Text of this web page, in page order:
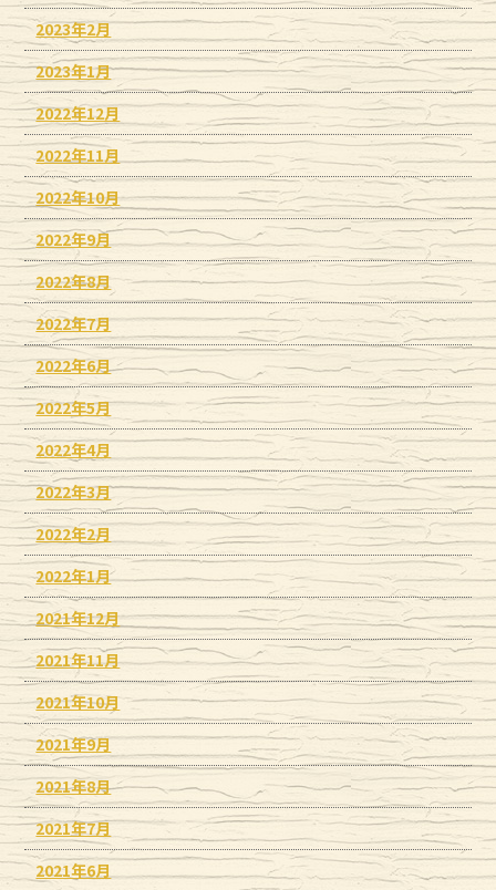
2023年2月
2023年1月
2022年12月
2022年11月
2022年10月
2022年9月
2022年8月
2022年7月
2022年6月
2022年5月
2022年4月
2022年3月
2022年2月
2022年1月
2021年12月
2021年11月
2021年10月
2021年9月
2021年8月
2021年7月
2021年6月